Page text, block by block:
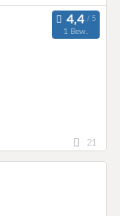
1 Bew.
21